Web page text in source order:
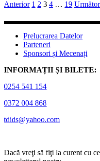
Paginație
articole
Anterior 1 2 3 4 … 19 Următor
Prelucrarea Datelor
Parteneri
Sponsori și Mecenați
INFORMAȚII ȘI BILETE:
0254 541 154
0372 004 868
tdids@yahoo.com
Dacă vreţi să fiţi la curent cu